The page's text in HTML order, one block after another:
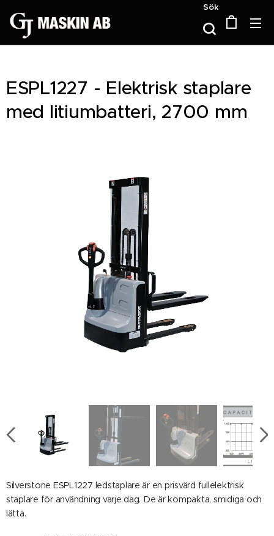
Sök
ESPL1227 - Elektrisk staplare
med litiumbatteri, 2700 mm
Silverstone ESPL1227 ledstaplare är en prisvärd fullelektrisk
staplare för användning varje dag. De är kompakta, smidiga och
lätta.